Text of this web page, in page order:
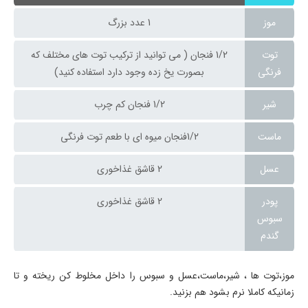
موز 1 عدد بزرگ
توت
فرنگی
1/2 فنجان ( می توانید از ترکیب توت های مختلف که
بصورت یخ زده وجود دارد استفاده کنید)
شیر 1/2 فنجان کم چرب
ماست 1/2فنجان میوه ای با طعم توت فرنگی
عسل 2 قاشق غذاخوری
پودر
سبوس
گندم
2 قاشق غذاخوری
موز،توت ها ، شیر،ماست،عسل و سبوس را داخل مخلوط کن ریخته و تا
زمانیکه کاملا نرم بشود هم بزنید.